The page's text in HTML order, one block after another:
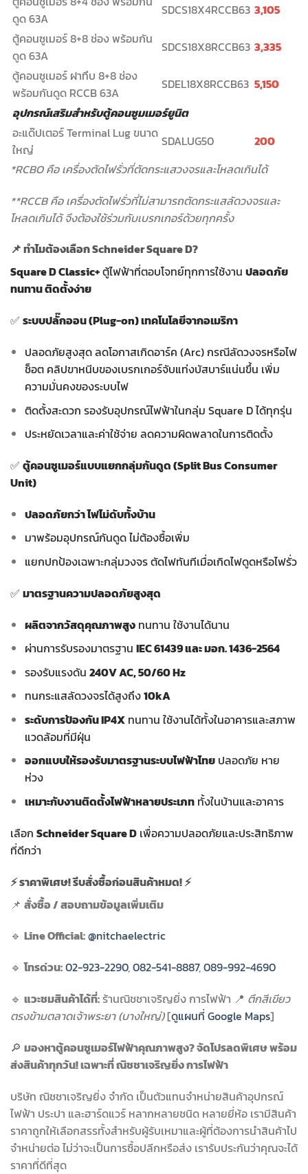
ดูด 63A
SDCS18X4RCCB63 3,105
ตู้คอนซูเมอร์ 8+8 ช่อง พร้อมกัน
ดูด 63A
SDCS18X8RCCB63 3,335
ตู้คอนซูเมอร์ ฝาทึบ 8+8 ช่อง
พร้อมกันดูด RCCB 63A
SDEL18X8RCCB63 5,150
อุปกรณ์เสริมสำหรับตู้คอนซูมเมอร์ยูนิต
อะแด๊ปเตอร์ Terminal Lug ขนาด
ใหญ่
SDALUG50
200
*RCBO คือ เครื่องตัดไฟรั่วที่ตัดกระแสวงจรและโหลดเกินได้
**RCCB คือ เครื่องตัดไฟรั่วที่ไม่สามารถตัดกระแสลัดวงจรและ
โหลดเกินได้ จึงต้องใช้ร่วมกับเบรกเกอร์ด้วยทุกครั้ง
📌ทำไมต้องเลือก Schneider Square D?
Square D Classic+ตู้ไฟฟ้าที่ตอบโจทย์ทุกการใช้งาน ปลอดภัย
ทนทาน ติดตั้งง่าย
✅ ระบบปลั๊กออน (Plug-on) เทคโนโลยีจากอเมริกา
ปลอดภัยสูงสุด ลดโอกาสเกิดอาร์ค (Arc) กรณีลัดวงจรหรือไฟ
ช็อต คลิปขาหนีบของเบรกเกอร์จับแท่งบัสบาร์แน่นขึ้น เพิ่ม
ความมั่นคงของระบบไฟ
ติดตั้งสะดวก รองรับอุปกรณ์ไฟฟ้าในกลุ่ม Square D ได้ทุกรุ่น
ประหยัดเวลาและค่าใช้จ่าย ลดความผิดพลาดในการติดตั้ง
✅ ตู้คอนซูเมอร์แบบแยกกลุ่มกันดูด (Split Bus Consumer
Unit)
ปลอดภัยกว่า ไฟไม่ดับทั้งบ้าน
มาพร้อมอุปกรณ์กันดูด ไม่ต้องซื้อเพิ่ม
แยกปกป้องเฉพาะกลุ่มวงจร ตัดไฟทันทีเมื่อเกิดไฟดูดหรือไฟรั่ว
✅ มาตรฐานความปลอดภัยสูงสุด
ผลิตจากวัสดุคุณภาพสูงทนทาน ใช้งานได้นาน
ผ่านการรับรองมาตรฐาน IEC 61439 และ มอก. 1436-2564
รองรับแรงดัน 240V AC, 50/60 Hz
ทนกระแสลัดวงจรได้สูงถึง10kA
ระดับการป้องกัน IP4Xทนทาน ใช้งานได้ทั้งในอาคารและสภาพ
แวดล้อมที่มีฝุ่น
ออกแบบให้รองรับมาตรฐานระบบไฟฟ้าไทยปลอดภัย หาย
ห่วง
เหมาะกับงานติดตั้งไฟฟ้าหลายประเภททั้งในบ้านและอาคาร
เลือก Schneider Square D เพื่อความปลอดภัยและประสิทธิภาพ
ที่ดีกว่า
⚡ราคาพิเศษ! รีบสั่งซื้อก่อนสินค้าหมด!⚡
📌 สั่งซื้อ / สอบถามข้อมูลเพิ่มเติม
🔹 Line Official:@nitchaelectric
🔹โทรด่วน:02-923-2290,082-541-8887,089-992-4690
🔹 แวะชมสินค้าได้ที่:ร้านณิชชาเจริญยิ่ง การไฟฟ้า 📍 ตึกสีเขียว
ตรงข้ามตลาดเจ้าพระยา (บางใหญ่)[ดูแผนที่ Google Maps]
🔎 มองหาตู้คอนซูเมอร์ไฟฟ้าคุณภาพสูง? จัดโปรลดพิเศษ พร้อม
ส่งสินค้าทุกวัน! เฉพาะที่ ณิชชาเจริญยิ่ง การไฟฟ้า
บริษัท ณิชชาเจริญยิ่ง จำกัด เป็นตัวแทนจำหน่ายสินค้าอุปกรณ์
ไฟฟ้า ประปา และฮาร์ดแวร์ หลากหลายชนิด หลายยี่ห้อ เรามีสินค้า
ราคาถูกให้เลือกสรรทั้งสำหรับผู้รับเหมาและผู้ที่ต้องการนำสินค้าไป
จำหน่ายต่อ ไม่ว่าจะเป็นการซื้อปลีกหรือส่ง เรารับประกันว่าคุณจะได้
ราคาที่ดีที่สุด